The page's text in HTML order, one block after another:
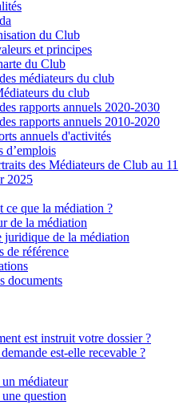
du Club
et principes
du Club
médiateurs du club
du club
rapports annuels 2020-2030
rapports annuels 2010-2020
annuels d'activités
d’emplois
ce que la médiation ?
de la médiation
juridique de la médiation
de référence
documents
est instruit votre dossier ?
est-elle recevable ?
un médiateur
une question